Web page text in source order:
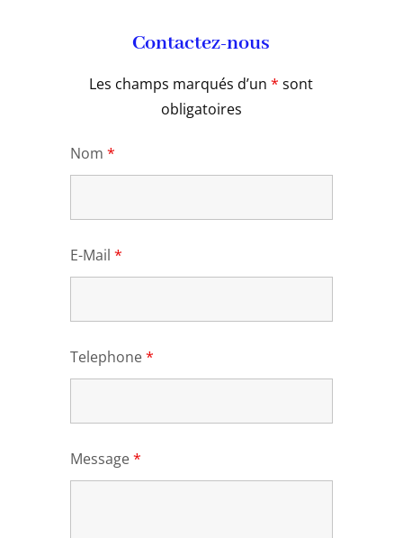
Contactez-nous
Les champs marqués d’un* sont
obligatoires
Nom *
E-Mail *
Telephone*
Message*